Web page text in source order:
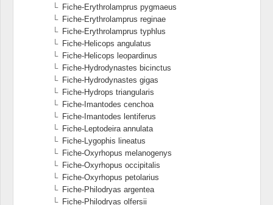
Fiche-Erythrolamprus pygmaeus
Fiche-Erythrolamprus reginae
Fiche-Erythrolamprus typhlus
Fiche-Helicops angulatus
Fiche-Helicops leopardinus
Fiche-Hydrodynastes bicinctus
Fiche-Hydrodynastes gigas
Fiche-Hydrops triangularis
Fiche-Imantodes cenchoa
Fiche-Imantodes lentiferus
Fiche-Leptodeira annulata
Fiche-Lygophis lineatus
Fiche-Oxyrhopus melanogenys
Fiche-Oxyrhopus occipitalis
Fiche-Oxyrhopus petolarius
Fiche-Philodryas argentea
Fiche-Philodryas olfersii